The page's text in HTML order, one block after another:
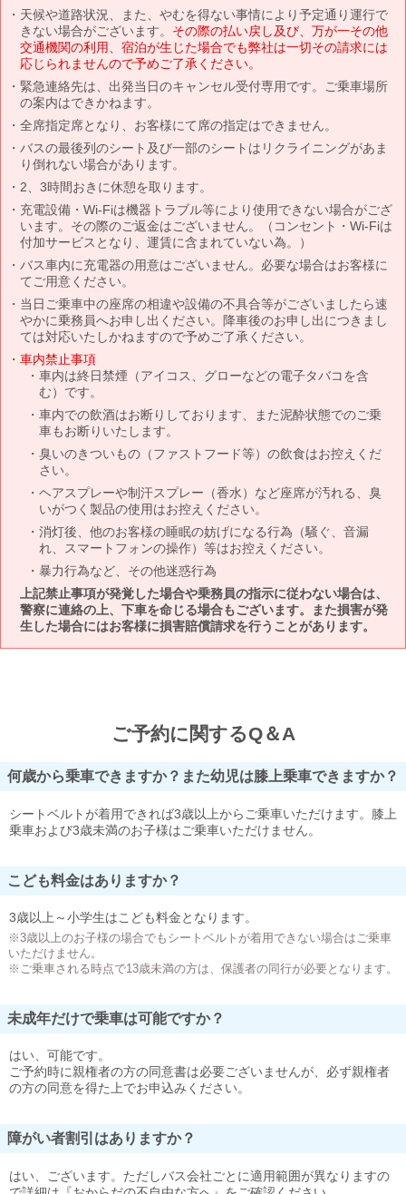
天候や道路状況、また、やむを得ない事情により予定通り運行で
きない場合がございます。 その際の払い戻し及び、万が一その他
交通機関の利用、宿泊が生じた場合でも弊社は一切その請求には
応じられませんので予めご了承ください。
緊急連絡先は、出発当日のキャンセル受付専用です。ご乗車場所
の案内はできかねます。
全席指定席となり、お客様にて席の指定はできません。
バスの最後列のシート及び一部のシートはリクライニングがあま
り倒れない場合があります。
2、3時間おきに休憩を取ります。
充電設備・Wi-Fiは機器トラブル等により使用できない場合がござ
います。その際のご返金はございません。（コンセント・Wi-Fiは
付加サービスとなり、運賃に含まれていない為。）
バス車内に充電器の用意はございません。必要な場合はお客様に
てご用意ください。
当日ご乗車中の座席の相違や設備の不具合等がございましたら速
やかに乗務員へお申し出ください。降車後のお申し出につきまし
ては対応いたしかねますので予めご了承ください。
車内禁止事項
車内は終日禁煙（アイコス、グローなどの電子タバコを含
む）です。
車内での飲酒はお断りしております、また泥酔状態でのご乗
車もお断りいたします。
臭いのきついもの（ファストフード等）の飲食はお控えくだ
さい。
ヘアスプレーや制汗スプレー（香水）など座席が汚れる、臭
いがつく製品の使用はお控えください。
消灯後、他のお客様の睡眠の妨げになる行為（騒ぐ、音漏
れ、スマートフォンの操作）等はお控えください。
暴力行為など、その他迷惑行為
上記禁止事項が発覚した場合や乗務員の指示に従わない場合は、
警察に連絡の上、下車を命じる場合もございます。また損害が発
生した場合にはお客様に損害賠償請求を行うことがあります。
ご予約に関するQ＆A
何歳から乗車できますか？また幼児は膝上乗車できますか？
シートベルトが着用できれば3歳以上からご乗車いただけます。膝上
乗車および3歳未満のお子様はご乗車いただけません。
こども料金はありますか？
3歳以上～小学生はこども料金となります。
※3歳以上のお子様の場合でもシートベルトが着用できない場合はご乗車
いただけません。
※ご乗車される時点で13歳未満の方は、保護者の同行が必要となります。
未成年だけで乗車は可能ですか？
はい、可能です。
ご予約時に親権者の方の同意書は必要ございませんが、必ず親権者
の方の同意を得た上でお申込みください。
障がい者割引はありますか？
はい、ございます。ただしバス会社ごとに適用範囲が異なりますの